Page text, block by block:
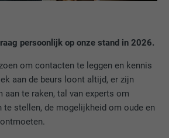
persoonlijk op onze stand in 2026.
om contacten te leggen en kennis
aan de beurs loont altijd, er zijn
aan te raken, tal van experts om
te stellen, de mogelijkheid om oude en